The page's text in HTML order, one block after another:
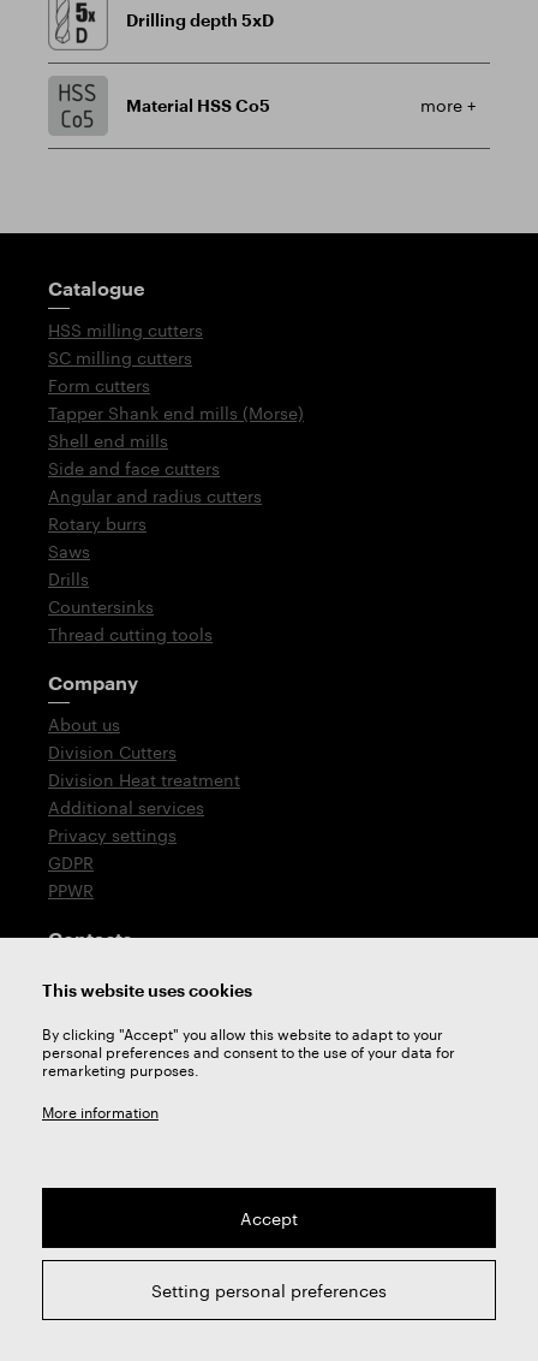
Drilling depth 5xD
Material HSS Co5 more +
Guidepost
Catalogue
HSS milling cutters
SC milling cutters
Form cutters
Tapper Shank end mills (Morse)
Shell end mills
Side and face cutters
Angular and radius cutters
Rotary burrs
Saws
Drills
Countersinks
Thread cutting tools
Company
About us
Division Cutters
Division Heat treatment
Additional services
Privacy settings
GDPR
PPWR
Contacts
T: +420 576 777 510
Technical support
2026 © ZPS-FN a.s. | All right reserved
webdesign byStudio 9
This website uses cookies
By clicking "Accept" you allow this website to adapt to your
personal preferences and consent to the use of your data for
remarketing purposes.
More information
Accept
Setting personal preferences